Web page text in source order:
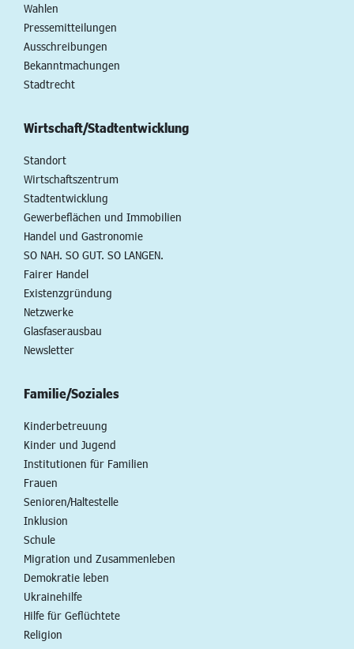
Wahlen
Pressemitteilungen
Ausschreibungen
Bekanntmachungen
Stadtrecht
Wirtschaft/Stadtentwicklung
Standort
Wirtschaftszentrum
Stadtentwicklung
Gewerbeflächen und Immobilien
Handel und Gastronomie
SO NAH. SO GUT. SO LANGEN.
Fairer Handel
Existenzgründung
Netzwerke
Glasfaserausbau
Newsletter
Familie/Soziales
Kinderbetreuung
Kinder und Jugend
Institutionen für Familien
Frauen
Senioren/Haltestelle
Inklusion
Schule
Migration und Zusammenleben
Demokratie leben
Ukrainehilfe
Hilfe für Geflüchtete
Religion